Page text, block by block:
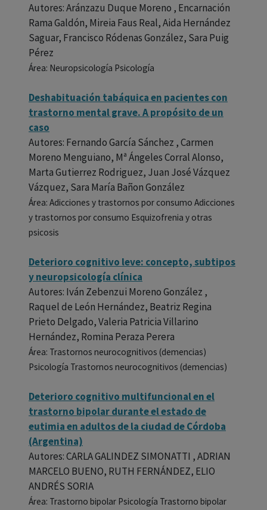
Autores: Aránzazu Duque Moreno , Encarnación
Rama Galdón, Mireia Faus Real, Aida Hernández
Saguar, Francisco Ródenas González, Sara Puig
Pérez
Área: Neuropsicología Psicología
Deshabituación tabáquica en pacientes con
trastorno mental grave. A propósito de un
caso
Autores: Fernando García Sánchez , Carmen
Moreno Menguiano, Mª Ángeles Corral Alonso,
Marta Gutierrez Rodriguez, Juan José Vázquez
Vázquez, Sara María Bañon González
Área: Adicciones y trastornos por consumo Adicciones
y trastornos por consumo Esquizofrenia y otras
psicosis
Deterioro cognitivo leve: concepto, subtipos
y neuropsicología clínica
Autores: Iván Zebenzui Moreno González ,
Raquel de León Hernández, Beatriz Regina
Prieto Delgado, Valeria Patricia Villarino
Hernández, Romina Peraza Perera
Área: Trastornos neurocognitivos (demencias)
Psicología Trastornos neurocognitivos (demencias)
Deterioro cognitivo multifuncional en el
trastorno bipolar durante el estado de
eutimia en adultos de la ciudad de Córdoba
(Argentina)
Autores: CARLA GALINDEZ SIMONATTI , ADRIAN
MARCELO BUENO, RUTH FERNÁNDEZ, ELIO
ANDRÉS SORIA
Área: Trastorno bipolar Psicología Trastorno bipolar